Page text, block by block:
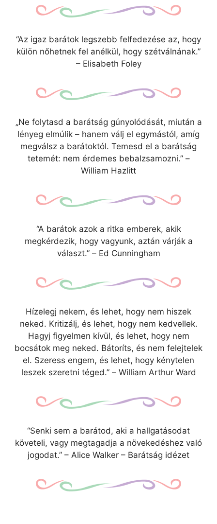
“Az igaz barátok legszebb felfedezése az, hogy
külön nőhetnek fel anélkül, hogy szétválnának.”
– Elisabeth Foley
„Ne folytasd a barátság gúnyolódását, miután a
lényeg elmúlik – hanem válj el egymástól, amíg
megválsz a barátoktól. Temesd el a barátság
tetemét: nem érdemes bebalzsamozni.” –
William Hazlitt
“A barátok azok a ritka emberek, akik
megkérdezik, hogy vagyunk, aztán várják a
választ.” – Ed Cunningham
Hízelegj nekem, és lehet, hogy nem hiszek
neked. Kritizálj, és lehet, hogy nem kedvellek.
Hagyj figyelmen kívül, és lehet, hogy nem
bocsátok meg neked. Bátoríts, és nem felejtelek
el. Szeress engem, és lehet, hogy kénytelen
leszek szeretni téged.” – William Arthur Ward
“Senki sem a barátod, aki a hallgatásodat
követeli, vagy megtagadja a növekedéshez való
jogodat.” – Alice Walker – Barátság idézet